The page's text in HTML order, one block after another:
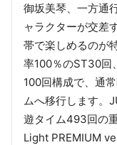
御坂美琴、一方通
ャラクターが交差
帯で楽しめるのが
率100％のST30回
100回構成で、通
ムへ移行します。
遊タイム493回の
Light PREMIUM